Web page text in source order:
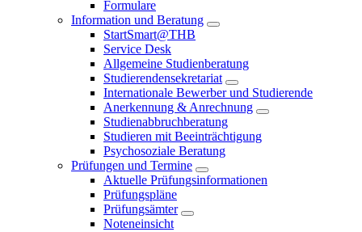
Formulare
Information und Beratung
StartSmart@THB
Service Desk
Allgemeine Studienberatung
Studierendensekretariat
Internationale Bewerber und Studierende
Anerkennung & Anrechnung
Studienabbruchberatung
Studieren mit Beeinträchtigung
Psychosoziale Beratung
Prüfungen und Termine
Aktuelle Prüfungsinformationen
Prüfungspläne
Prüfungsämter
Noteneinsicht